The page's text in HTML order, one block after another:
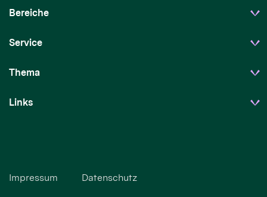
Bereiche
Service
Thema
Links
Impressum Datenschutz